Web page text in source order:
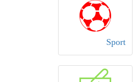
Sport